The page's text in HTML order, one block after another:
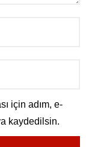
için adım, e-
kaydedilsin.